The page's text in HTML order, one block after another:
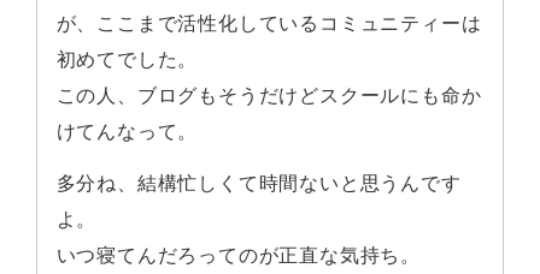
が、ここまで活性化しているコミュニティーは
初めてでした。
この人、ブログもそうだけどスクールにも命か
けてんなって。
多分ね、結構忙しくて時間ないと思うんです
よ。
いつ寝てんだろってのが正直な気持ち。